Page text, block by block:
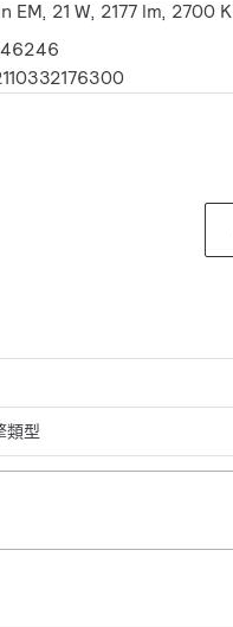
EM, 21 W, 2177 lm, 2700 K
類型